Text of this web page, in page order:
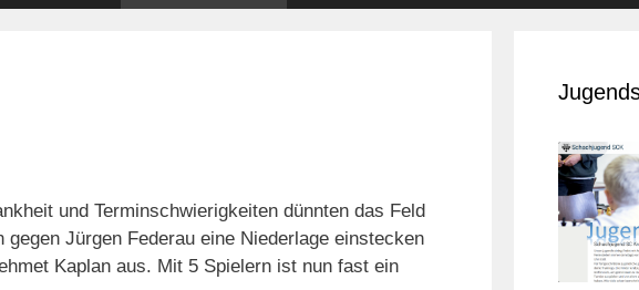
und Terminschwierigkeiten dünnten das Feld
Jürgen Federau eine Niederlage einstecken
Kaplan aus. Mit 5 Spielern ist nun fast ein